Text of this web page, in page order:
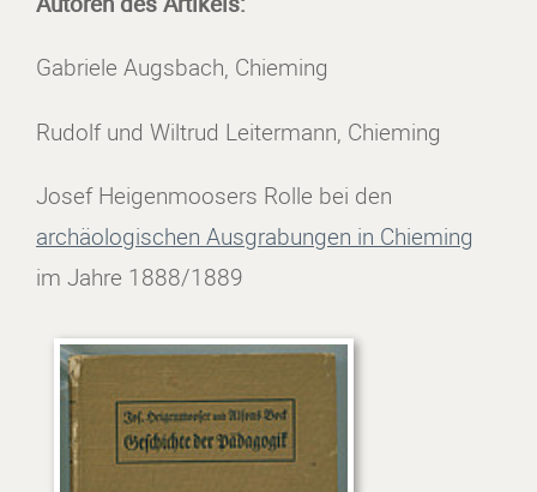
Gabriele Augsbach, Chieming
Rudolf und Wiltrud Leitermann, Chieming
Josef Heigenmoosers Rolle bei den
archäologischen Ausgrabungen in Chieming
im Jahre 1888/1889